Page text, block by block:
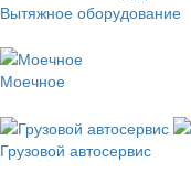
Вытяжное оборудование
Моечное
Грузовой автосервис